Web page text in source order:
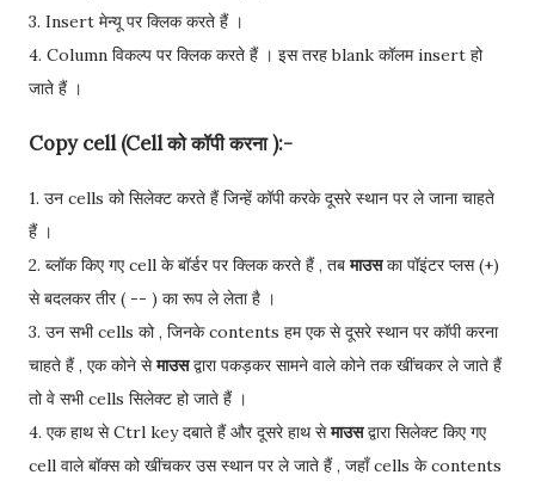
3. Insert मेन्यू पर क्लिक करते हैं ।
4. Column विकल्प पर क्लिक करते हैं । इस तरह blank कॉलम insert हो
जाते हैं ।
Copy cell (Cell को कॉपी करना ):-
1. उन cells को सिलेक्ट करते हैं जिन्हें कॉपी करके दूसरे स्थान पर ले जाना चाहते
हैं ।
2. ब्लॉक किए गए cell के बॉर्डर पर क्लिक करते हैं , तबमाउसका पॉइंटर प्लस (+)
से बदलकर तीर ( -- ) का रूप ले लेता है ।
3. उन सभी cells को , जिनके contents हम एक से दूसरे स्थान पर कॉपी करना
चाहते हैं , एक कोने सेमाउसद्वारा पकड़कर सामने वाले कोने तक खींचकर ले जाते हैं
तो वे सभी cells सिलेक्ट हो जाते हैं ।
4. एक हाथ से Ctrl key दबाते हैं और दूसरे हाथ सेमाउसद्वारा सिलेक्ट किए गए
cell वाले बॉक्स को खींचकर उस स्थान पर ले जाते हैं , जहाँ cells के contents